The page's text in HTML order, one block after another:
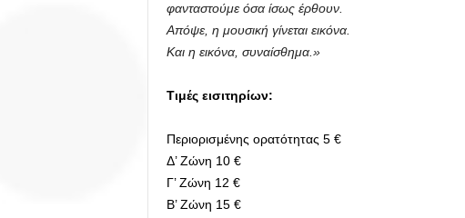
φανταστούμε όσα ίσως έρθουν.
Απόψε, η μουσική γίνεται εικόνα.
Και η εικόνα, συναίσθημα.»
Τιμές εισιτηρίων:
Περιορισμένης ορατότητας 5 €
Δ’ Ζώνη 10 €
Γ’ Ζώνη 12 €
Β’ Ζώνη 15 €